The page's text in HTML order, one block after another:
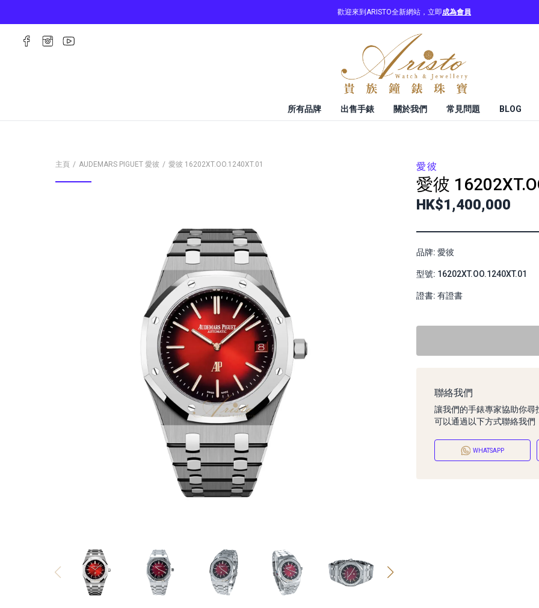
歡迎來到ARISTO全新網站，立即成為會員
所有品牌 出售手錶 關於我們 常見問題 BLOG
主頁 AUDEMARS PIGUET 愛彼 愛彼 16202XT.OO.1240XT.01 愛彼
愛彼
HK$1,400,000
品牌: 愛彼
型號: 16202XT.OO.1240XT.01
證書: 有證書
聯絡我們
讓我們的手錶專家協助你尋
可以通過以下方式聯絡我們
WHATSAPP